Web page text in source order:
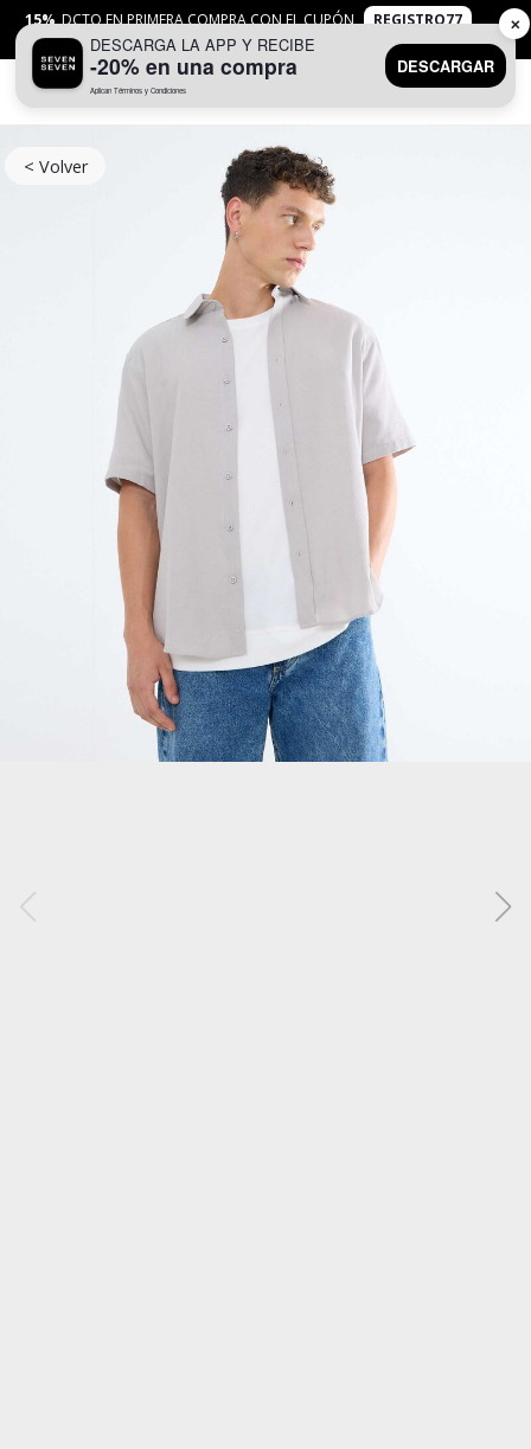
15% DCTO EN PRIMERA COMPRA CON EL CUPÓN
REGISTRO77
APLICANTYC
< Volver
DESCARGA LA APP Y RECIBE
-20% en una compra
Aplican Términos y Condiciones
DESCARGAR
✕